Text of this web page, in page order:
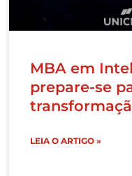
MBA em
prepare-se
LEIA O ARTIGO »